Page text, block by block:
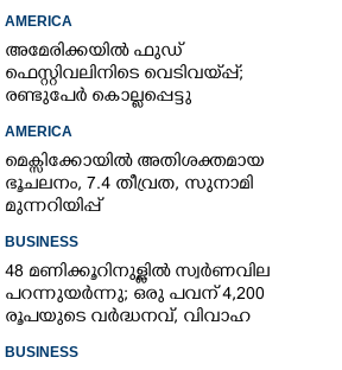
AMERICA
അമേരിക്കയിൽ ഫുഡ്
ഫെസ്റ്റിവലിനിടെ വെടിവയ്‌പ്പ്;
രണ്ടുപേർ കൊല്ലപ്പെട്ടു
AMERICA
മെക്സിക്കോയിൽ അതിശക്തമായ
ഭൂചലനം,​ 7.4 തീവ്രത,​ സുനാമി
മുന്നറിയിപ്പ്
BUSINESS
48 മണിക്കൂറിനുള്ളിൽ സ്വർണവില
പറന്നുയർന്നു; ഒരു പവന് 4,200
രൂപയുടെ വർദ്ധനവ്, വിവാഹ
BUSINESS